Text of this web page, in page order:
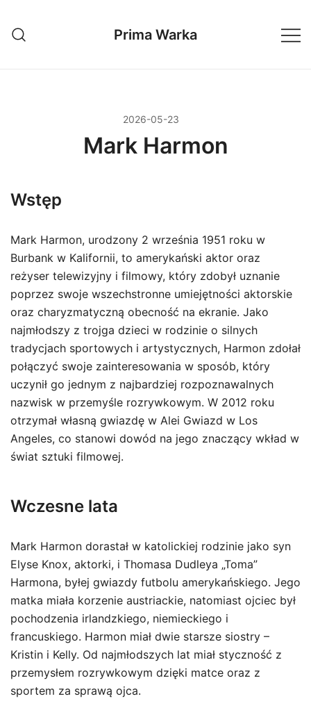
treści
Prima Warka
2026-05-23
Mark Harmon
Wstęp
Mark Harmon, urodzony 2 września 1951 roku w
Burbank w Kalifornii, to amerykański aktor oraz
reżyser telewizyjny i filmowy, który zdobył uznanie
poprzez swoje wszechstronne umiejętności aktorskie
oraz charyzmatyczną obecność na ekranie. Jako
najmłodszy z trojga dzieci w rodzinie o silnych
tradycjach sportowych i artystycznych, Harmon zdołał
połączyć swoje zainteresowania w sposób, który
uczynił go jednym z najbardziej rozpoznawalnych
nazwisk w przemyśle rozrywkowym. W 2012 roku
otrzymał własną gwiazdę w Alei Gwiazd w Los
Angeles, co stanowi dowód na jego znaczący wkład w
świat sztuki filmowej.
Wczesne lata
Mark Harmon dorastał w katolickiej rodzinie jako syn
Elyse Knox, aktorki, i Thomasa Dudleya „Toma”
Harmona, byłej gwiazdy futbolu amerykańskiego. Jego
matka miała korzenie austriackie, natomiast ojciec był
pochodzenia irlandzkiego, niemieckiego i
francuskiego. Harmon miał dwie starsze siostry –
Kristin i Kelly. Od najmłodszych lat miał styczność z
przemysłem rozrywkowym dzięki matce oraz z
sportem za sprawą ojca.